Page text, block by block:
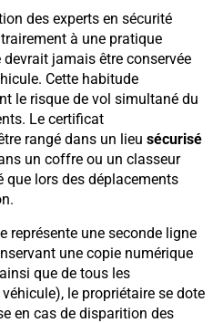
des experts en sécurité
à une pratique
jamais être conservée
Cette habitude
le risque de vol simultané du
Le certificat
rangé dans un lieu sécurisé
un coffre ou un classeur
que lors des déplacements
représente une seconde ligne
une copie numérique
que de tous les
le propriétaire se dote
en cas de disparition des